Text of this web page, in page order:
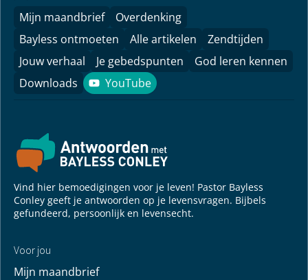
Mijn maandbrief
Overdenking
Bayless ontmoeten
Alle artikelen
Zendtijden
Jouw verhaal
Je gebedspunten
God leren kennen
Downloads
YouTube
YouTube
Vind hier bemoedigingen voor je leven! Pastor Bayless
Conley geeft je antwoorden op je levensvragen. Bijbels
gefundeerd, persoonlijk en levensecht.
Voor jou
Mijn maandbrief